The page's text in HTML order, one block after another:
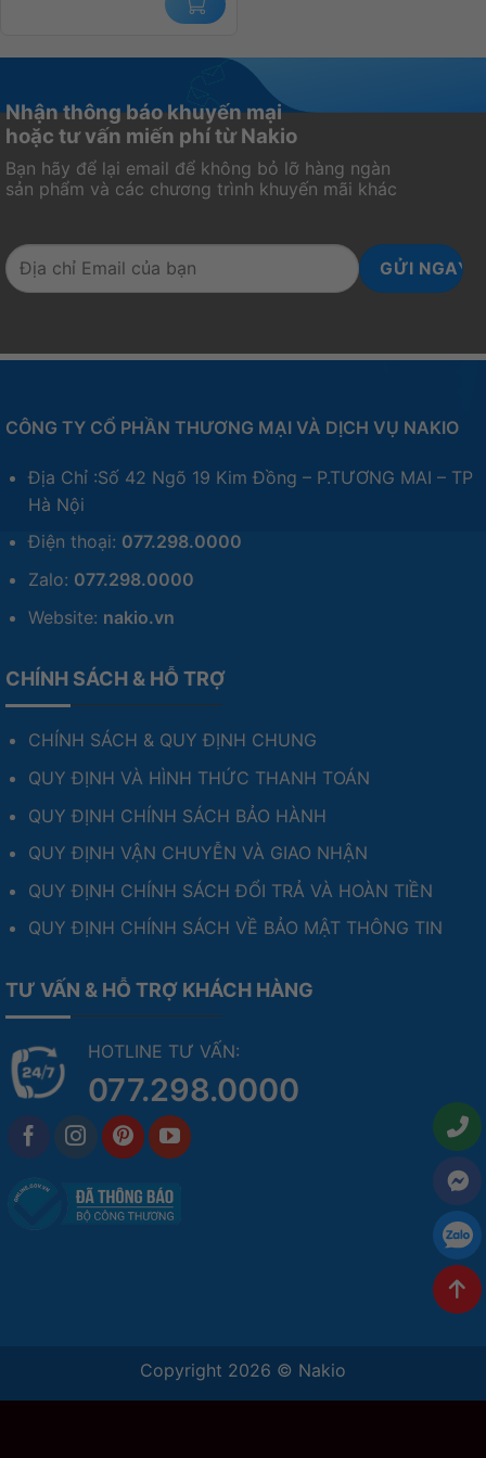
Nhận thông báo khuyến mại
hoặc tư vấn miến phí từ Nakio
Bạn hãy để lại email để không bỏ lỡ hàng ngàn
sản phẩm và các chương trình khuyến mãi khác
CÔNG TY CỔ PHẦN THƯƠNG MẠI VÀ DỊCH VỤ NAKIO
Địa Chỉ :Số 42 Ngõ 19 Kim Đồng – P.TƯƠNG MAI – TP
Hà Nội
Điện thoại: 077.298.0000
Zalo: 077.298.0000
Website: nakio.vn
CHÍNH SÁCH & HỖ TRỢ
CHÍNH SÁCH & QUY ĐỊNH CHUNG
QUY ĐỊNH VÀ HÌNH THỨC THANH TOÁN
QUY ĐỊNH CHÍNH SÁCH BẢO HÀNH
QUY ĐỊNH VẬN CHUYỄN VÀ GIAO NHẬN
QUY ĐỊNH CHÍNH SÁCH ĐỔI TRẢ VÀ HOÀN TIỀN
QUY ĐỊNH CHÍNH SÁCH VỀ BẢO MẬT THÔNG TIN
TƯ VẤN & HỖ TRỢ KHÁCH HÀNG
HOTLINE TƯ VẤN:
077.298.0000
Copyright 2026 © Nakio